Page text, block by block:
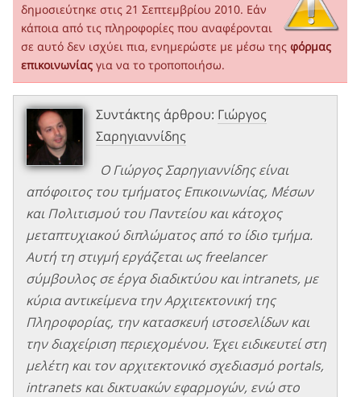
δημοσιεύτηκε στις 21 Σεπτεμβρίου 2010. Εάν
κάποια από τις πληροφορίες που αναφέρονται
σε αυτό δεν ισχύει πια, ενημερώστε με μέσω της φόρμας
επικοινωνίας για να το τροποποιήσω.
Συντάκτης άρθρου: Γιώργος
Σαρηγιαννίδης
Ο Γιώργος Σαρηγιαννίδης είναι
απόφοιτος του τμήματος Επικοινωνίας, Μέσων
και Πολιτισμού του Παντείου και κάτοχος
μεταπτυχιακού διπλώματος από το ίδιο τμήμα.
Αυτή τη στιγμή εργάζεται ως freelancer
σύμβουλος σε έργα διαδικτύου και intranets, με
κύρια αντικείμενα την Αρχιτεκτονική της
Πληροφορίας, την κατασκευή ιστοσελίδων και
την διαχείριση περιεχομένου. Έχει ειδικευτεί στη
μελέτη και τον αρχιτεκτονικό σχεδιασμό portals,
intranets και δικτυακών εφαρμογών, ενώ στο